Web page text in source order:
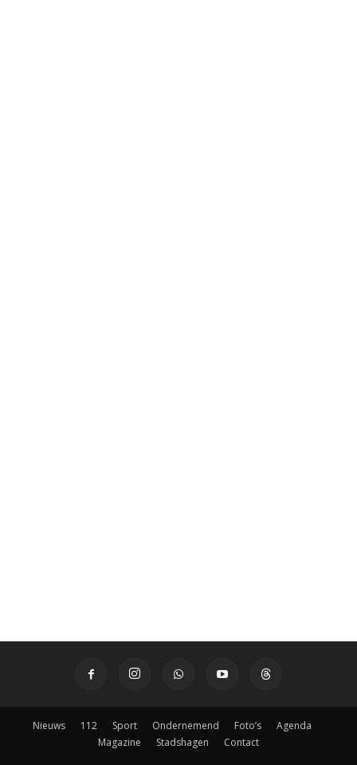
Nieuws 112 Sport Ondernemend Foto’s
Agenda
Magazine
Stadshagen Contact